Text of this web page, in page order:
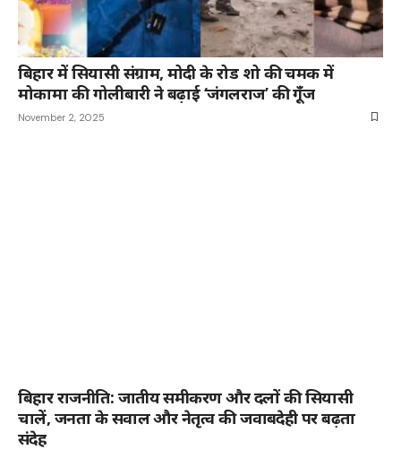
बिहार में सियासी संग्राम, मोदी के रोड शो की चमक में
मोकामा की गोलीबारी ने बढ़ाई ‘जंगलराज’ की गूँज
November 2, 2025
बिहार राजनीति: जातीय समीकरण और दलों की सियासी
चालें, जनता के सवाल और नेतृत्व की जवाबदेही पर बढ़ता
संदेह